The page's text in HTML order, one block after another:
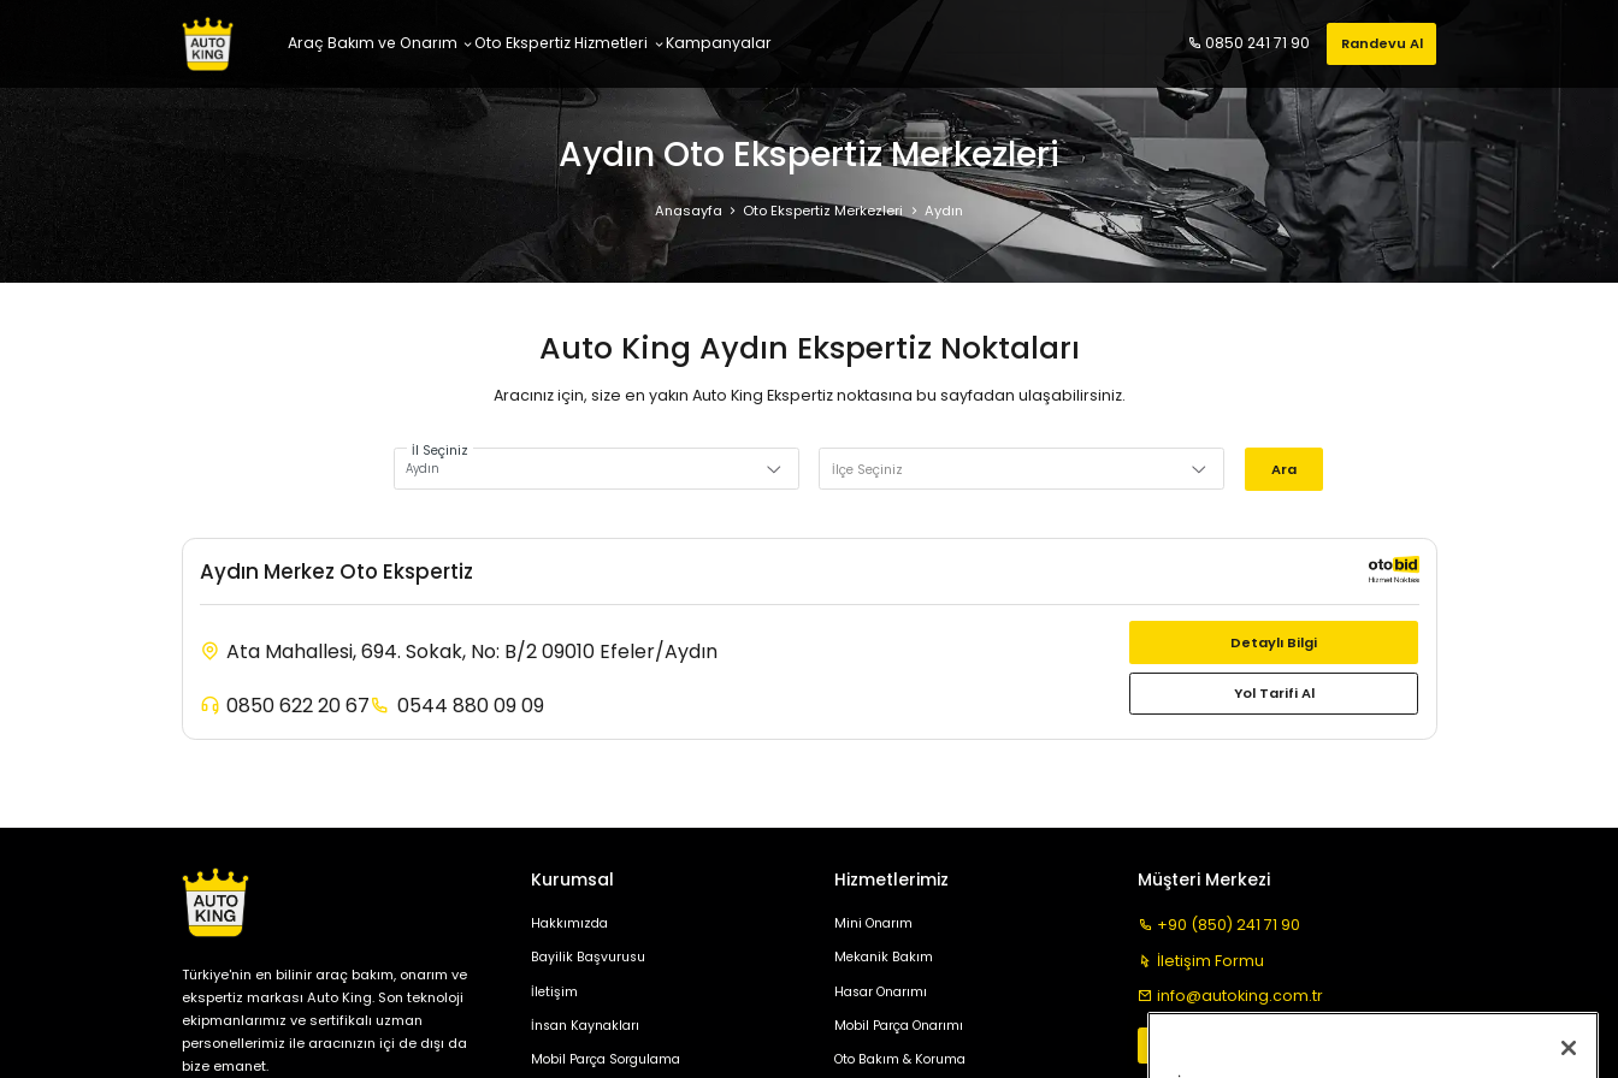
Araç Bakım ve Onarım Oto Ekspertiz Hizmetleri Kampanyalar 0850 241 71 90 Randevu Al
Aydın Oto Ekspertiz Merkezleri
Anasayfa Oto Ekspertiz Merkezleri Aydın
Auto King Aydın Ekspertiz Noktaları
Aracınız için, size en yakın Auto King Ekspertiz noktasına bu sayfadan ulaşabilirsiniz.
İl Seçiniz
İlçe Seçiniz
Ara
Aydın Merkez Oto Ekspertiz
Ata Mahallesi, 694. Sokak, No: B/2 09010 Efeler/Aydın
0850 622 20 67
0544 880 09 09
Detaylı Bilgi
Yol Tarifi Al
Türkiye'nin en bilinir araç bakım, onarım ve
ekspertiz markası Auto King. Son teknoloji
ekipmanlarımız ve sertifikalı uzman
personellerimiz ile aracınızın içi de dışı da
bize emanet.
Kurumsal
Hakkımızda
Bayilik Başvurusu
İletişim
İnsan Kaynakları
Mobil Parça Sorgulama
Hizmetlerimiz
Mini Onarım
Mekanik Bakım
Hasar Onarımı
Mobil Parça Onarımı
Oto Bakım & Koruma
Müşteri Merkezi
+90 (850) 241 71 90
İletişim Formu
info@autoking.com.tr